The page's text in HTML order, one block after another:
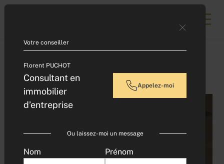
Votre conseiller
Florent PUCHOT
Consultant en
immobilier
d’entreprise
Appelez-moi
Ou laissez-moi un message
Nom Prénom
BUREAUX A LOUER - DIJON PLACE GRANGIER